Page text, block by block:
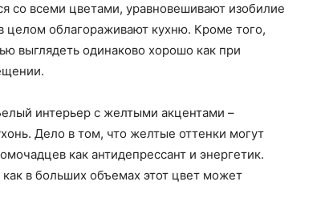
со всеми цветами, уравновешивают изобилие
целом облагораживают кухню. Кроме того,
выглядеть одинаково хорошо как при
интерьер с желтыми акцентами –
Дело в том, что желтые оттенки могут
как антидепрессант и энергетик.
в больших объемах этот цвет может